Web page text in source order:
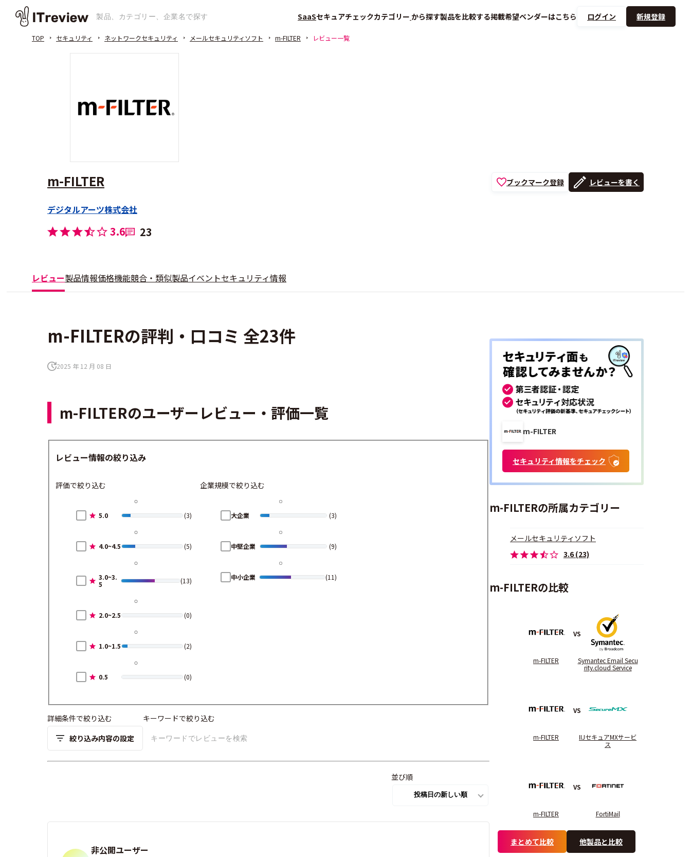
SaaSセキュアチェックカテゴリー から探す製品を比較する掲載希望ベンダーはこちら ログイン 新規登録
TOP セキュリティ ネットワークセキュリティ メールセキュリティソフト m-FILTER レビュー一覧
m-FILTER
デジタルアーツ株式会社
3.6 23
ブックマーク登録 レビューを書く
レビュー製品情報価格機能競合・類似製品イベントセキュリティ情報
m-FILTERの評判・口コミ 全23件
2025 年 12 月 08 日
m-FILTERのユーザーレビュー・評価一覧
レビュー情報の絞り込み
評価で絞り込む
5.0 (3)
4.0~4.5 (5)
3.0~3.
5
(13)
2.0~2.5 (0)
1.0~1.5 (2)
0.5 (0)
企業規模で絞り込む
大企業 (3)
中堅企業 (9)
中小企業 (11)
詳細条件で絞り込む
絞り込み内容の設定
キーワードで絞り込む
並び順
非公開ユーザー
m-FILTER
セキュリティ情報をチェック
m-FILTERの所属カテゴリー
メールセキュリティソフト
3.6 (23)
m-FILTERの比較
m-FILTER
VS
Symantec Email Secu
rity.cloud Service
m-FILTER
VS
IIJセキュアMXサービ
ス
m-FILTER
VS
FortiMail
まとめて比較 他製品と比較